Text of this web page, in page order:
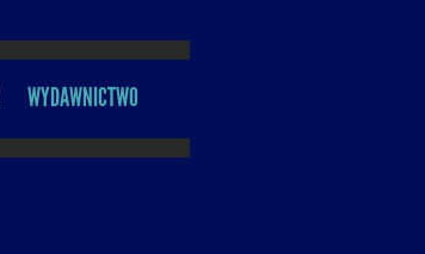
WYDAWNICTWO